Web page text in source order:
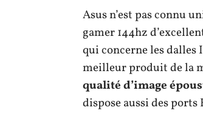
Asus n’est pas connu
gamer 144hz
qui concerne les dalles
meilleur produit de la
qualitéd’image
dispose aussi des